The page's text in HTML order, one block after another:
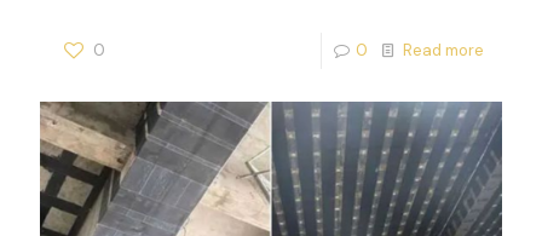
0 0 Read more